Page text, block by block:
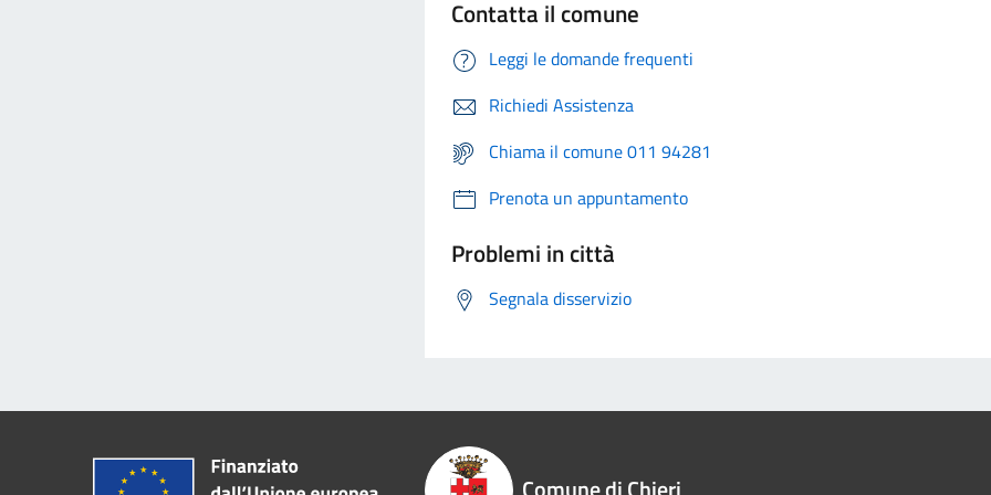
Contatta il comune
Leggi le domande frequenti
Richiedi Assistenza
Chiama il comune 011 94281
Prenota un appuntamento
Problemi in città
Segnala disservizio